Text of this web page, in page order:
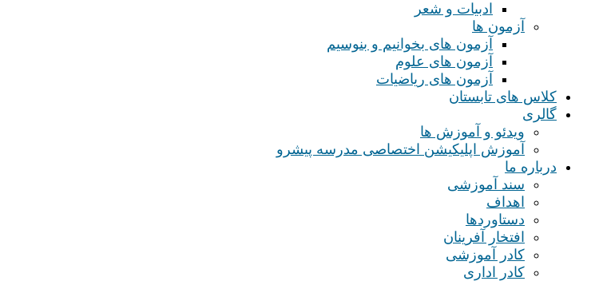
ادبیات و شعر
آزمون ها
آزمون های بخوانیم و بنوسیم
آزمون های علوم
آزمون های ریاضیات
کلاس های تابستان
گالری
ویدئو و آموزش ها
آموزش اپلیکیشن اختصاصی مدرسه پیشرو
درباره ما
سند آموزشی
اهداف
دستاوردها
افتخار آفرینان
کادر آموزشی
کادر اداری